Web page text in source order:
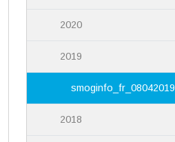
2020
2019
smoginfo_fr_08042019
2018